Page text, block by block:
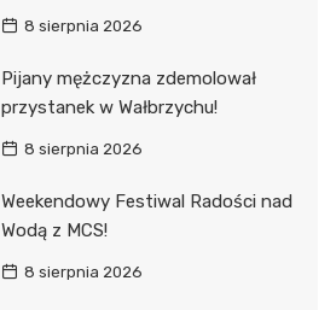
8 sierpnia 2026
Pijany mężczyzna zdemolował
przystanek w Wałbrzychu!
8 sierpnia 2026
Weekendowy Festiwal Radości nad
Wodą z MCS!
8 sierpnia 2026